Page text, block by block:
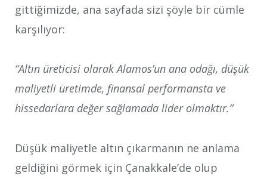
gittiğimizde, ana sayfada sizi şöyle bir cümle
karşılıyor:
“Altın üreticisi olarak Alamos’un ana odağı, düşük
maliyetli üretimde, finansal performansta ve
hissedarlara değer sağlamada lider olmaktır.”
Düşük maliyetle altın çıkarmanın ne anlama
geldiğini görmek için Çanakkale’de olup